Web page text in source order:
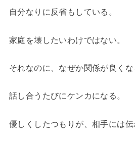
自分なりに反省もしている。
家庭を壊したいわけではない。
それなのに、なぜか関係が良くな
話し合うたびにケンカになる。
優しくしたつもりが、相手には伝